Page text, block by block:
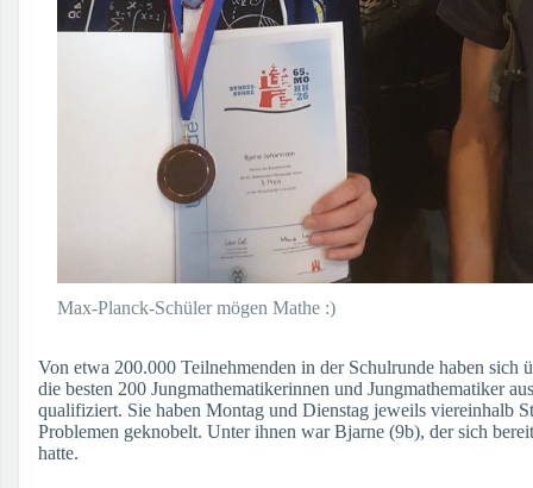
Max-Planck-Schüler mögen Mathe :)
Von etwa 200.000 Teilnehmenden in der Schulrunde haben sich
die besten 200 Jungmathematikerinnen und Jungmathematiker
qualifiziert. Sie haben Montag und Dienstag jeweils viereinhalb
Problemen geknobelt. Unter ihnen war Bjarne (9b), der sich
hatte.